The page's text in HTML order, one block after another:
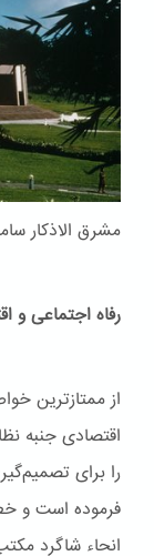
مشرق الاذکار
رفاه اجتماعی و
از ممتازترین
اقتصادی جنبه
را برای
فرموده است و
انحاء شاگرد